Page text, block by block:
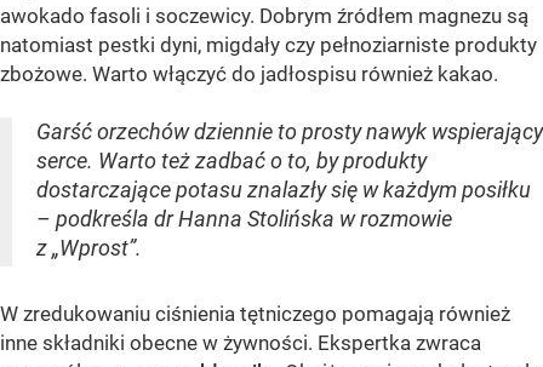
awokado fasoli i soczewicy. Dobrym źródłem magnezu są
natomiast pestki dyni, migdały czy pełnoziarniste produkty
zbożowe. Warto włączyć do jadłospisu również kakao.
Garść orzechów dziennie to prosty nawyk wspierający
serce. Warto też zadbać o to, by produkty
dostarczające potasu znalazły się w każdym posiłku
– podkreśla dr Hanna Stolińska w rozmowie
z „Wprost”.
W zredukowaniu ciśnienia tętniczego pomagają również
inne składniki obecne w żywności. Ekspertka zwraca